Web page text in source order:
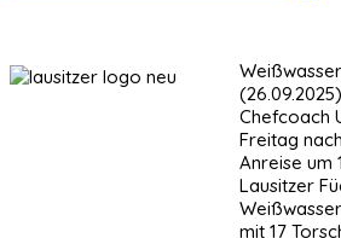
Chefcoach
Freitag
Anreise um
Lausitzer
mit 17